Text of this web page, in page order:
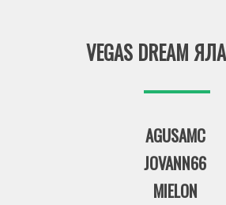
VEGAS DREAM
AGUSAMC
JOVANN66
MIELON